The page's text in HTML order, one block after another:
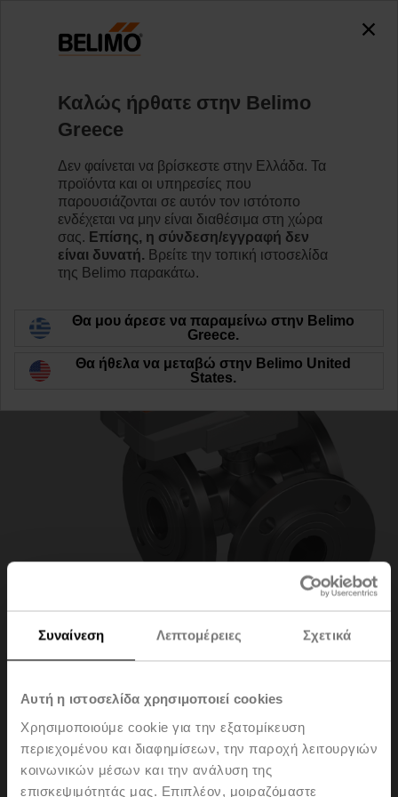
Συναίνεση Λεπτομέρειες Σχετικά
Αυτή η ιστοσελίδα χρησιμοποιεί cookies
Χρησιμοποιούμε cookie για την εξατομίκευση
περιεχομένου και διαφημίσεων, την παροχή λειτουργιών
κοινωνικών μέσων και την ανάλυση της
επισκεψιμότητάς μας. Επιπλέον, μοιραζόμαστε
R7032R-B3+NR24A-MP
Learn more
Back to product category
R7032R-B3+NR24A-
MP
Καλώς ήρθατε στην Belimo
Greece
Δεν φαίνεται να βρίσκεστε στην Ελλάδα. Τα
προϊόντα και οι υπηρεσίες που
παρουσιάζονται σε αυτόν τον ιστότοπο
ενδέχεται να μην είναι διαθέσιμα στη χώρα
σας. Επίσης, η σύνδεση/εγγραφή δεν
είναι δυνατή. Βρείτε την τοπική ιστοσελίδα
της Belimo παρακάτω.
Θα μου άρεσε να παραμείνω στην Belimo
Greece.
Θα ήθελα να μεταβώ στην Belimo United
States.